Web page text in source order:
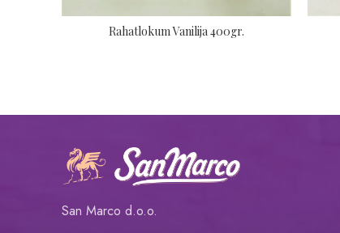
Rahatlokum Vanilija 400gr.
San Marco d.o.o.